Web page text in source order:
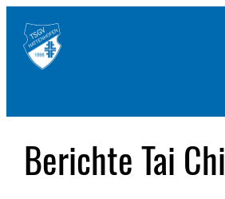
Zum
Inhalt
springen
Berichte Tai Chi